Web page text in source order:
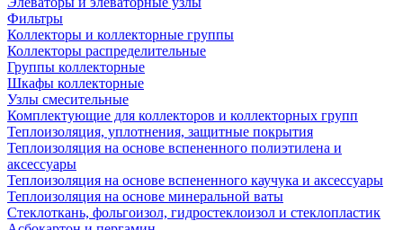
Фильтры
Коллекторы и коллекторные группы
Коллекторы распределительные
Группы коллекторные
Шкафы коллекторные
Узлы смесительные
Комплектующие для коллекторов и коллекторных групп
Теплоизоляция, уплотнения, защитные покрытия
Теплоизоляция на основе вспененного полиэтилена и
аксессуары
Теплоизоляция на основе вспененного каучука и аксессуары
Теплоизоляция на основе минеральной ваты
Стеклоткань, фольгоизол, гидростеклоизол и стеклопластик